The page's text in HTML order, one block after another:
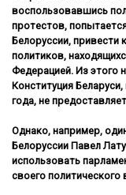
воспользовавшись
протестов,
Белоруссии, привести
политиков,
Федерацией. Из этого
Конституция
года, не
Однако, например,
Белоруссии Павел
использовать
своего политического